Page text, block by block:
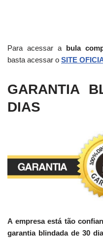
Para acessar a bula
basta acessar o SITE
GARANTIA
DIAS
A empresa está tão
garantia blindada de 30